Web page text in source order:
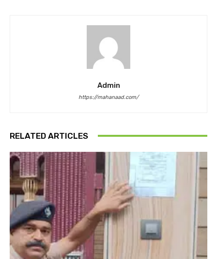
Admin
https://mahanaad.com/
RELATED ARTICLES